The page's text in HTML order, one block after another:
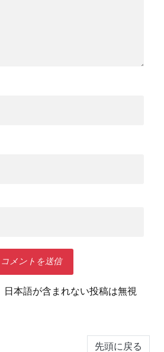
日本語が含まれない投稿は無視
先頭に戻る